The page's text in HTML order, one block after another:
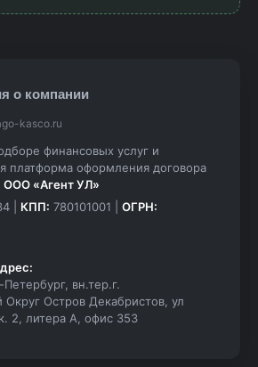
о компании
kasco.ru
финансовых услуг и
платформа оформления договора
ООО «Агент УЛ»
| КПП: 780101001 | ОГРН:
вн.тер.г.
Остров Декабристов, ул
2, литера А, офис 353